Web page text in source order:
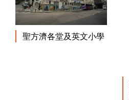
聖方濟各堂及英文小學